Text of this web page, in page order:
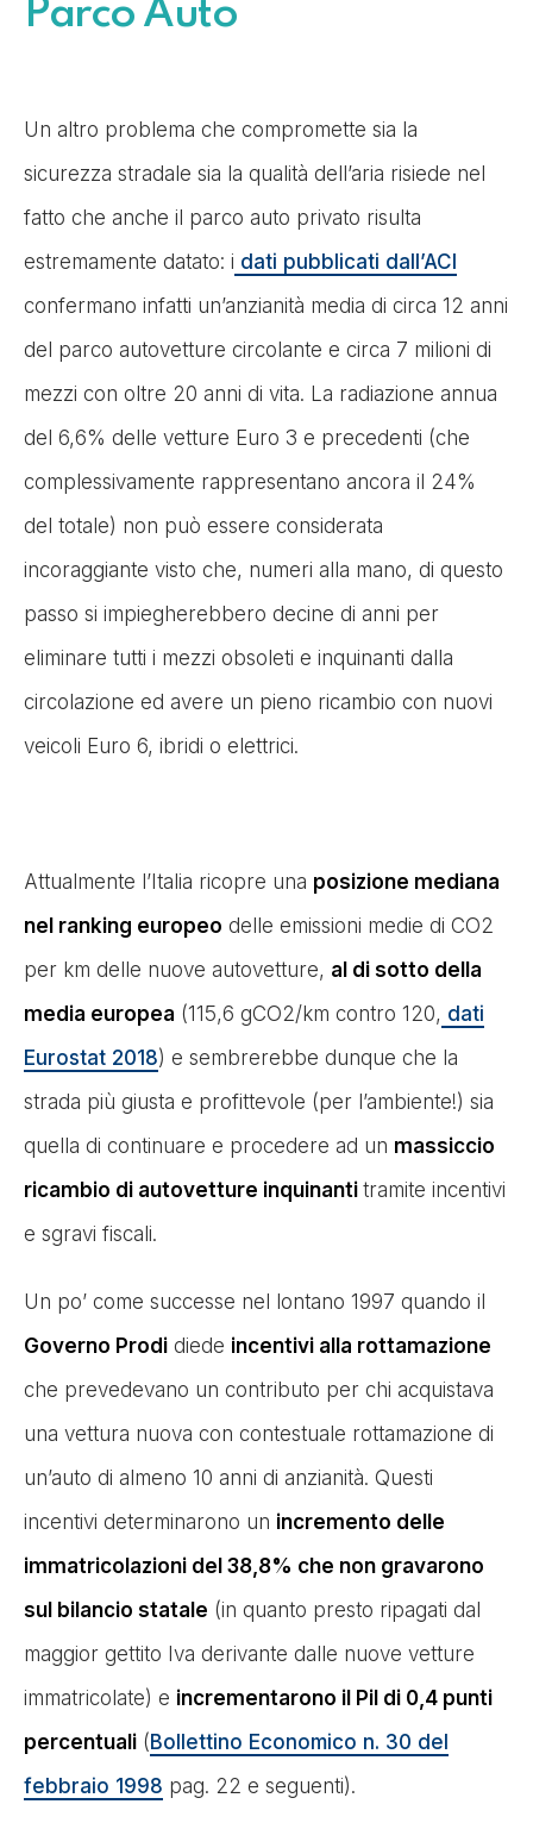
Parco Auto
Un altro problema che compromette sia la
sicurezza stradale sia la qualità dell’aria risiede nel
fatto che anche il parco auto privato risulta
estremamente datato: i dati pubblicati dall’ACI
confermano infatti un’anzianità media di circa 12 anni
del parco autovetture circolante e circa 7 milioni di
mezzi con oltre 20 anni di vita. La radiazione annua
del 6,6% delle vetture Euro 3 e precedenti (che
complessivamente rappresentano ancora il 24%
del totale) non può essere considerata
incoraggiante visto che, numeri alla mano, di questo
passo si impiegherebbero decine di anni per
eliminare tutti i mezzi obsoleti e inquinanti dalla
circolazione ed avere un pieno ricambio con nuovi
veicoli Euro 6, ibridi o elettrici.
Attualmente l’Italia ricopre una posizione mediana
nel ranking europeo delle emissioni medie di CO2
per km delle nuove autovetture, al di sotto della
media europea (115,6 gCO2/km contro 120, dati
Eurostat 2018) e sembrerebbe dunque che la
strada più giusta e profittevole (per l’ambiente!) sia
quella di continuare e procedere ad un massiccio
ricambio di autovetture inquinanti tramite incentivi
e sgravi fiscali.
Un po’ come successe nel lontano 1997 quando il
Governo Prodi diede incentivi alla rottamazione
che prevedevano un contributo per chi acquistava
una vettura nuova con contestuale rottamazione di
un’auto di almeno 10 anni di anzianità. Questi
incentivi determinarono un incremento delle
immatricolazioni del 38,8% che non gravarono
sul bilancio statale (in quanto presto ripagati dal
maggior gettito Iva derivante dalle nuove vetture
immatricolate) e incrementarono il Pil di 0,4 punti
percentuali (Bollettino Economico n. 30 del
febbraio 1998 pag. 22 e seguenti).